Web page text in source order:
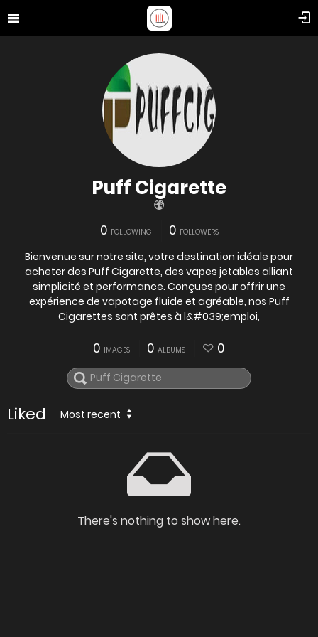
Puff Cigarette
0 FOLLOWING 0 FOLLOWERS
Bienvenue sur notre site, votre destination idéale pour
acheter des Puff Cigarette, des vapes jetables alliant
simplicité et performance. Conçues pour offrir une
expérience de vapotage fluide et agréable, nos Puff
Cigarettes sont prêtes à l&#039;emploi,
0 IMAGES 0 ALBUMS 0
Liked Most recent
There's nothing to show here.